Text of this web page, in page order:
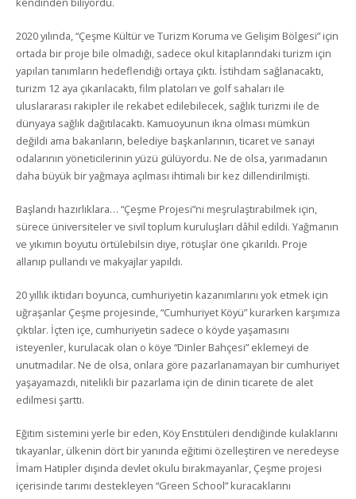
2020 yılında, “Çeşme Kültür ve Turizm Koruma ve Gelişim Bölgesi” için
ortada bir proje bile olmadığı, sadece okul kitaplarındaki turizm için
yapılan tanımların hedeflendiği ortaya çıktı. İstihdam sağlanacaktı,
turizm 12 aya çıkarılacaktı, film platoları ve golf sahaları ile
uluslararası rakipler ile rekabet edilebilecek, sağlık turizmi ile de
dünyaya sağlık dağıtılacaktı. Kamuoyunun ikna olması mümkün
değildi ama bakanların, belediye başkanlarının, ticaret ve sanayi
odalarının yöneticilerinin yüzü gülüyordu. Ne de olsa, yarımadanın
daha büyük bir yağmaya açılması ihtimali bir kez dillendirilmişti.
Başlandı hazırlıklara… “Çeşme Projesi”ni meşrulaştırabilmek için,
sürece üniversiteler ve sivil toplum kuruluşları dâhil edildi. Yağmanın
ve yıkımın boyutu örtülebilsin diye, rötuşlar öne çıkarıldı. Proje
allanıp pullandı ve makyajlar yapıldı.
20 yıllık iktidarı boyunca, cumhuriyetin kazanımlarını yok etmek için
uğraşanlar Çeşme projesinde, “Cumhuriyet Köyü” kurarken karşımıza
çıktılar. İçten içe, cumhuriyetin sadece o köyde yaşamasını
isteyenler, kurulacak olan o köye “Dinler Bahçesi” eklemeyi de
unutmadılar. Ne de olsa, onlara göre pazarlanamayan bir cumhuriyet
yaşayamazdı, nitelikli bir pazarlama için de dinin ticarete de alet
edilmesi şarttı.
Eğitim sistemini yerle bir eden, Köy Enstitüleri dendiğinde kulaklarını
tıkayanlar, ülkenin dört bir yanında eğitimi özelleştiren ve neredeyse
İmam Hatipler dışında devlet okulu bırakmayanlar, Çeşme projesi
içerisinde tarımı destekleyen “Green School” kuracaklarını